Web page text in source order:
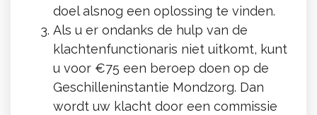
doel alsnog een oplossing te vinden.
Als u er ondanks de hulp van de
klachtenfunctionaris niet uitkomt, kunt
u voor €75 een beroep doen op de
Geschilleninstantie Mondzorg. Dan
wordt uw klacht door een commissie